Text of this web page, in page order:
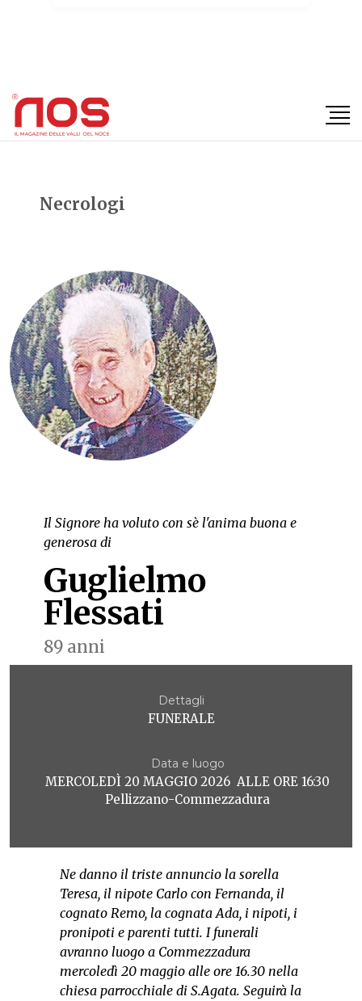
Necrologi
Il Signore ha voluto con sè l'anima buona e
generosa di
Guglielmo
Flessati
89 anni
Dettagli
FUNERALE
Data e luogo
MERCOLEDÌ 20 MAGGIO 2026 ALLE ORE 16:30
Pellizzano-Commezzadura
Ne danno il triste annuncio la sorella
Teresa, il nipote Carlo con Fernanda, il
cognato Remo, la cognata Ada, i nipoti, i
pronipoti e parenti tutti. I funerali
avranno luogo a Commezzadura
mercoledì 20 maggio alle ore 16.30 nella
chiesa parrocchiale di S.Agata. Seguirà la